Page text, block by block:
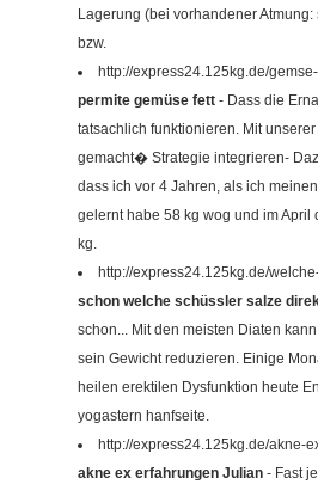
Lagerung (bei vorhandener
bzw.
http://express24.125kg.de/
permite gemüse fett - Dass die
tatsachlich funktionieren. Mit
gemacht� Strategie integrieren-
dass ich vor 4 Jahren, als ich
gelernt habe 58 kg wog und im April
kg.
http://express24.125kg.de/
schon welche schüssler salze
schon... Mit den meisten Diaten
sein Gewicht reduzieren. Einige
heilen erektilen Dysfunktion heute
yogastern hanfseite.
http://express24.125kg.de/akne-
akne ex erfahrungen Julian - Fast